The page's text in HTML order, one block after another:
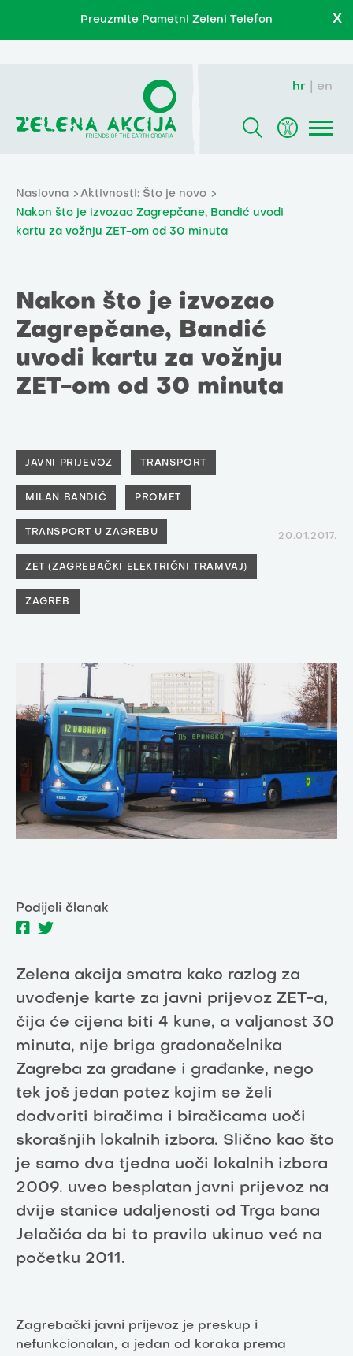
Preuzmite Pametni Zeleni Telefon X
hr en
Naslovna
Aktivnosti: Što je novo
Nakon što je izvozao Zagrepčane, Bandić uvodi
kartu za vožnju ZET-om od 30 minuta
Nakon što je izvozao
Zagrepčane, Bandić
uvodi kartu za vožnju
ZET-om od 30 minuta
JAVNI PRIJEVOZ TRANSPORT
MILAN BANDIĆ PROMET
TRANSPORT U ZAGREBU
ZET (ZAGREBAČKI ELEKTRIČNI TRAMVAJ)
ZAGREB
20.01.2017.
Podijeli članak
Zelena akcija smatra kako razlog za
uvođenje karte za javni prijevoz ZET-a,
čija će cijena biti 4 kune, a valjanost 30
minuta, nije briga gradonačelnika
Zagreba za građane i građanke, nego
tek još jedan potez kojim se želi
dodvoriti biračima i biračicama uoči
skorašnjih lokalnih izbora. Slično kao što
je samo dva tjedna uoči lokalnih izbora
2009. uveo besplatan javni prijevoz na
dvije stanice udaljenosti od Trga bana
Jelačića da bi to pravilo ukinuo već na
početku 2011.
Zagrebački javni prijevoz je preskup i
nefunkcionalan, a jedan od koraka prema